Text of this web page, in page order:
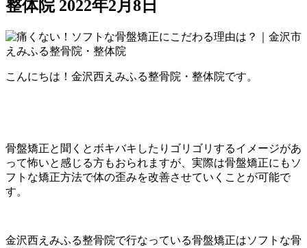
整体院 2022年2月8日
こんにちは！金沢西えみふる整骨院・整体院です。
骨盤矯正と聞くとボキバキしたりゴリゴリするイメージがあ
って怖いと感じる方もおられますが、実際は骨盤矯正にもソ
フトな矯正方法で体の歪みを改善させていくことが可能で
す。
金沢西えみふる整骨院で行なっている骨盤矯正はソフトな骨